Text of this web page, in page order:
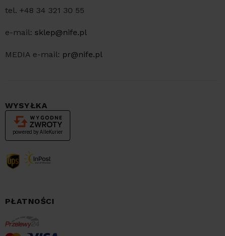
tel. +48 34 321 30 55
e-mail: sklep@nife.pl
MEDIA e-mail: pr@nife.pl
WYSYŁKA
PŁATNOŚCI